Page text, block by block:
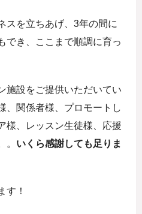
スを立ちあげ、3年の間に
でき、ここまで順調に育っ
施設をご提供いただいてい
、関係者様、プロモートし
様、レッスン生徒様、応援
いくら感謝しても足りま
す！